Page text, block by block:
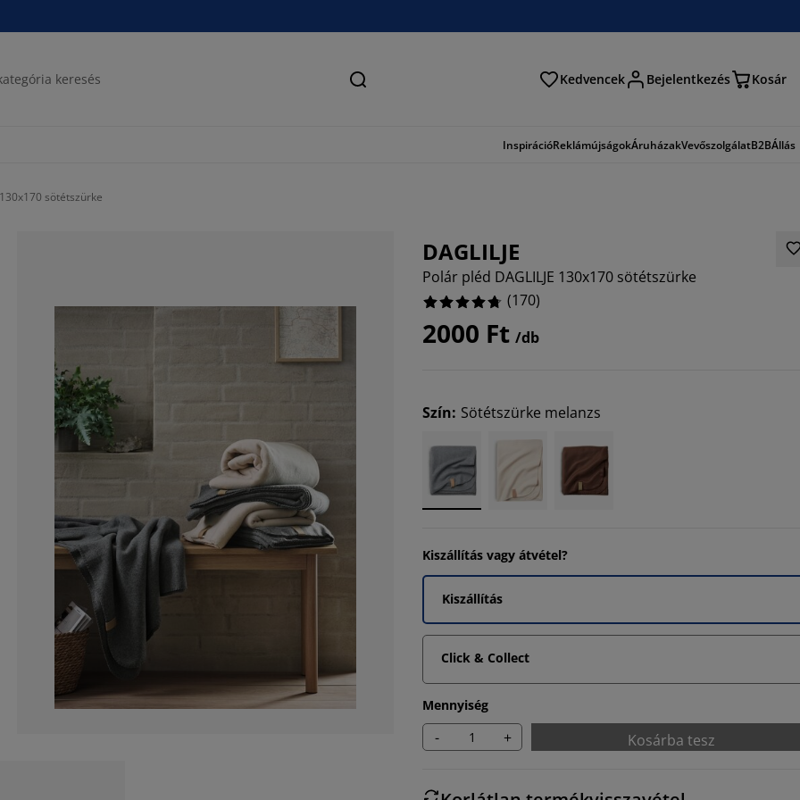
Keresés Kedvencek Bejelentkezés Kosár
InspirációReklámújságokÁruházakVevőszolgálatB2BÁllás
sötétszürke
DAGLILJE
Polár pléd DAGLILJE 130x170 sötétszürke
(170)
2000 Ft /db
Szín: Sötétszürke melanzs
Kiszállítás vagy átvétel?
Kiszállítás
Click & Collect
Mennyiség
- + Kosárba tesz
84.70588235294117%
7.647058823529412%
1.1764705882352942%
2.3529411764705883%
4.117647058823529%